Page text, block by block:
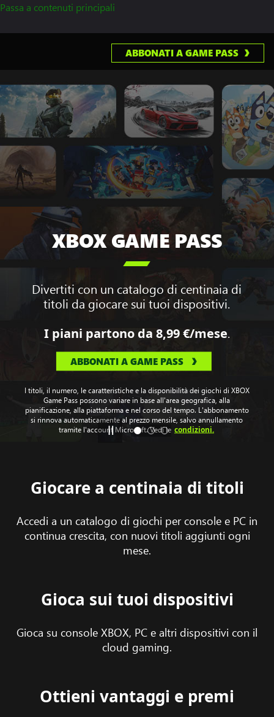
Passa a contenuti principali
ABBONATI A GAME PASS
XBOX GAME PASS

Divertiti con un catalogo di centinaia di
titoli da giocare sui tuoi dispositivi.
I piani partono da 8,99 €/mese
ABBONATI A GAME PASS
I titoli, il numero, le caratteristiche e la disponibilità dei giochi di XBOX
Game Pass possono variare in base all'area geografica, alla
pianificazione, alla piattaforma e nel corso del tempo. L'abbonamento
si rinnova automaticamente al prezzo mensile, salvo annullamento
tramite l'account Microsoft. Vedi le condizioni.
Giocare a centinaia di titoli
Accedi a un catalogo di giochi per console e PC in
continua crescita, con nuovi titoli aggiunti ogni
mese.
Gioca sui tuoi dispositivi
Gioca su console XBOX, PC e altri dispositivi con il
cloud gaming.
Ottieni vantaggi e premi